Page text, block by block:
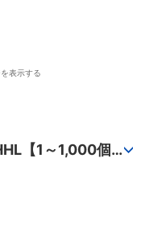
表示する
【1～1,000個入